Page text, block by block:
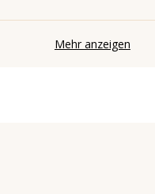
Mehr anzeigen